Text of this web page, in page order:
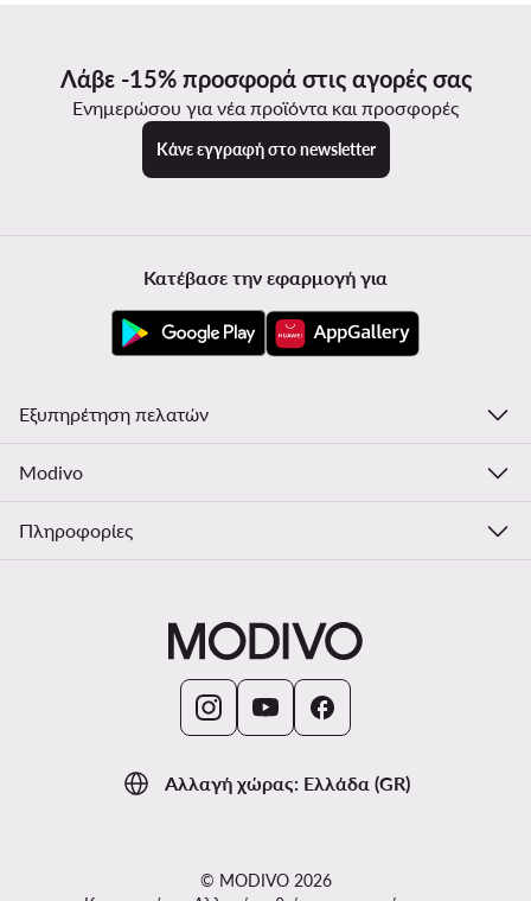
Λάβε -15% προσφορά στις αγορές σας
Ενημερώσου για νέα προϊόντα και προσφορές
Κάνε εγγραφή στο newsletter
Αλλαγή χώρας: Ελλάδα (GR)
Κατέβασε την εφαρμογή για
Εξυπηρέτηση πελατών
Modivo
Πληροφορίες
© MODIVO 2026